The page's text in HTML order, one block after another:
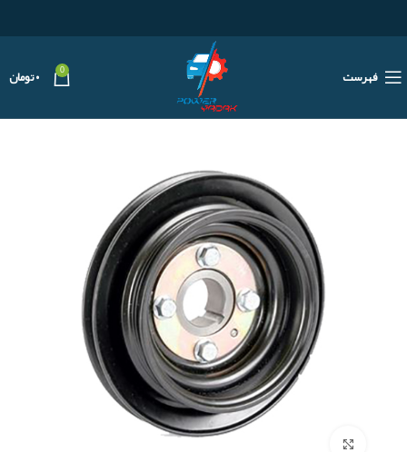
فهرست 0 ۰تومان